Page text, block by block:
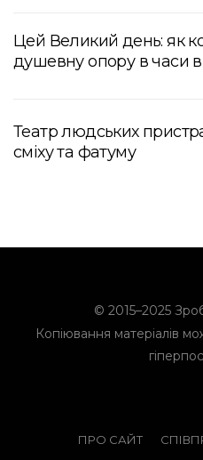
Цей Великий день: як
душевну опору в часи
Театр людських
сміху та фатуму
© 2015–2025
Копіювання матеріалів
ПРО САЙТ